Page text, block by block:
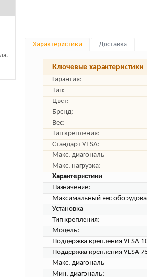
Характеристики Доставка
Ключевые характеристики
Гарантия:
Тип:
Цвет:
Бренд:
Вес:
Тип крепления:
Стандарт VESA:
Макс. диагональ:
Макс. нагрузка:
Характеристики
Назначение:
Максимальный вес
Установка:
Тип крепления:
Модель:
Поддержка крепления VESA
Поддержка крепления VESA
Макс. диагональ:
Мин. диагональ: